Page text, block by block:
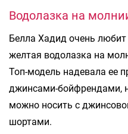
Водолазка на
Белла Хадид очень любит
желтая водолазка на
Топ-модель надевала ее
джинсами-бойфрендами,
можно носить с
шортами.